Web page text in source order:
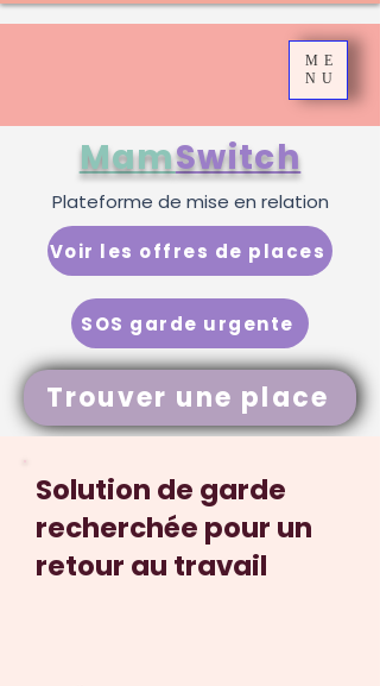
ME
NU
Trouver une place
MamSwitch
SOS garde urgente
Voir les offres de places
Plateforme de mise en relation
Solution de garde
recherchée pour un
retour au travail